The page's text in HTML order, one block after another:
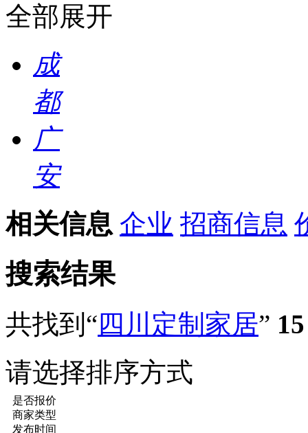
全部展开
成
都
广
安
相关信息 企业 招商信息
搜索结果
共找到“四川定制家居” 15
请选择排序方式
是否报价
商家类型
发布时间